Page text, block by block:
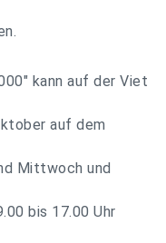
kann auf der Viet
auf dem
Mittwoch und
bis 17.00 Uhr